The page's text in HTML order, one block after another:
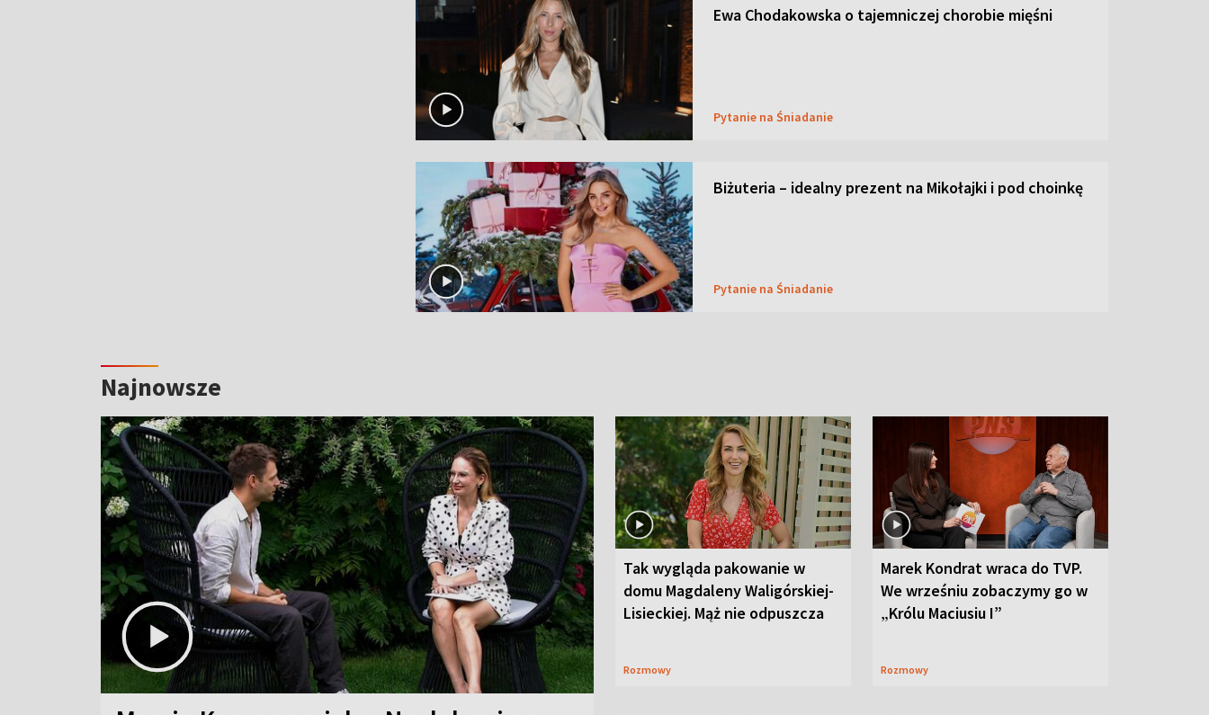
Ewa Chodakowska o tajemniczej chorobie mięśni
Pytanie na Śniadanie
Biżuteria – idealny prezent na Mikołajki i pod choinkę
Pytanie na Śniadanie
Najnowsze
Tak wygląda pakowanie w
domu Magdaleny Waligórskiej-
Lisieckiej. Mąż nie odpuszcza
Rozmowy
Marek Kondrat wraca do TVP.
We wrześniu zobaczymy go w
„Królu Maciusiu I”
Rozmowy